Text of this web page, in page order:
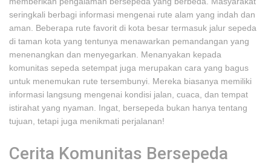
seringkali berbagi informasi mengenai rute alam yang indah dan
aman. Beberapa rute favorit di kota besar termasuk jalur sepeda
di taman kota yang tentunya menawarkan pemandangan yang
menenangkan dan menyegarkan. Menanyakan kepada
komunitas sepeda setempat juga merupakan cara yang bagus
untuk menemukan rute tersembunyi. Mereka biasanya memiliki
informasi langsung mengenai kondisi jalan, cuaca, dan tempat
istirahat yang nyaman. Ingat, bersepeda bukan hanya tentang
tujuan, tetapi juga menikmati perjalanan!
Cerita Komunitas Bersepeda